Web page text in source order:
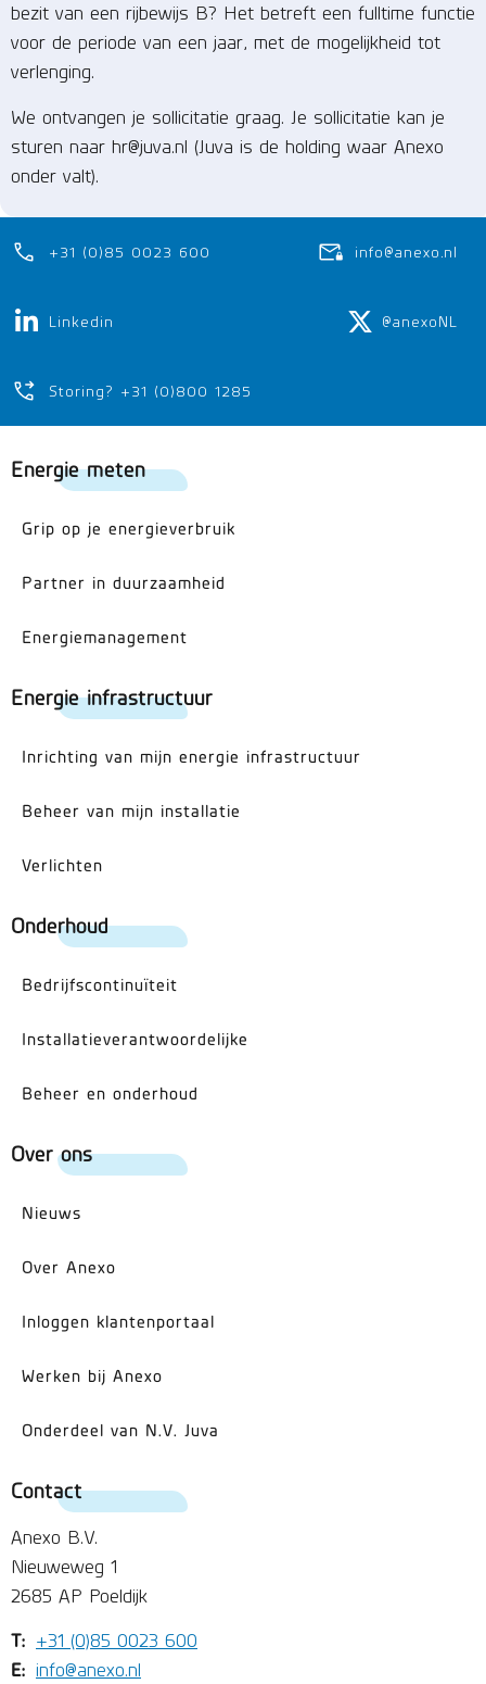
bezit van een rijbewijs B? Het betreft een fulltime functie
voor de periode van een jaar, met de mogelijkheid tot
verlenging.
We ontvangen je sollicitatie graag. Je sollicitatie kan je
sturen naar hr@juva.nl (Juva is de holding waar Anexo
onder valt).
+31 (0)85 0023 600 info@anexo.nl
Linkedin @anexoNL
Storing? +31 (0)800 1285
Energie meten
Grip op je energieverbruik
Partner in duurzaamheid
Energiemanagement
Energie infrastructuur
Inrichting van mijn energie infrastructuur
Beheer van mijn installatie
Verlichten
Onderhoud
Bedrijfscontinuïteit
Installatieverantwoordelijke
Beheer en onderhoud
Over ons
Nieuws
Over Anexo
Inloggen klantenportaal
Werken bij Anexo
Onderdeel van N.V. Juva
Contact
Anexo B.V.
Nieuweweg 1
2685 AP Poeldijk
T: +31 (0)85 0023 600
E: info@anexo.nl